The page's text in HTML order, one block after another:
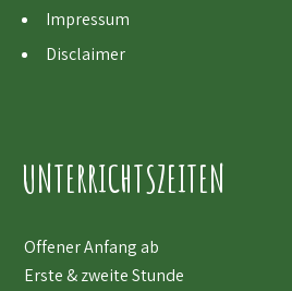
Impressum
Disclaimer
UNTERRICHTSZEITEN
Offener Anfang ab
Erste & zweite Stunde